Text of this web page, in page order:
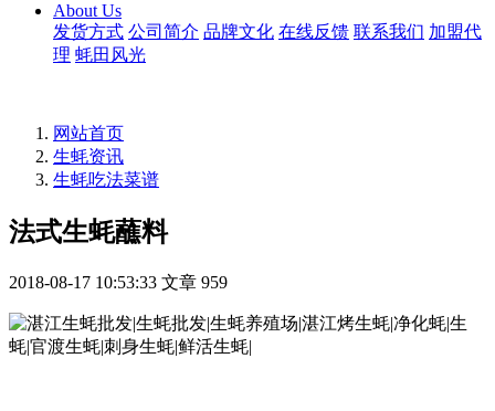
About Us
发货方式 公司简介 品牌文化 在线反馈 联系我们 加盟代
理 蚝田风光
网站首页
生蚝资讯
生蚝吃法菜谱
法式生蚝蘸料
2018-08-17 10:53:33 文章 959